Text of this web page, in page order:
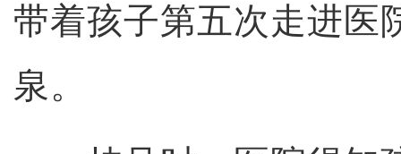
带着孩子第五次走进医
泉。